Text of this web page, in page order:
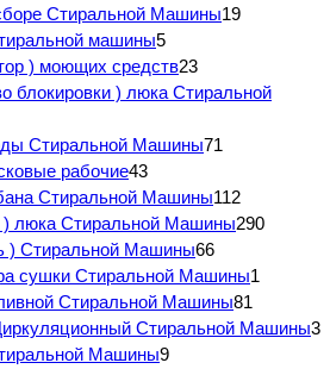
Стиральной Машины19
машины5
) моющих средств23
блокировки ) люка Стиральной
Стиральной Машины71
рабочие43
Стиральной Машины112
) люка Стиральной Машины290
) Стиральной Машины66
сушки Стиральной Машины1
Стиральной Машины81
Стиральной Машины3
Машины9